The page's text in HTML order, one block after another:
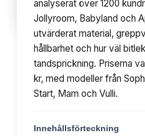
Innehållsförteckning
analyserat över 1200
Jollyroom, Babyland och
utvärderat material,
hållbarhet och hur väl
tandsprickning. Priserna
kr, med modeller från
Start, Mam och Vulli.
Innehållsförteckning